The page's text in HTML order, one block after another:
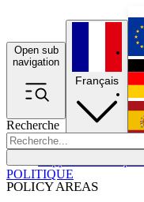
Open sub
navigation
Recherche
POLICY AREAS
Français
POLITIQUE